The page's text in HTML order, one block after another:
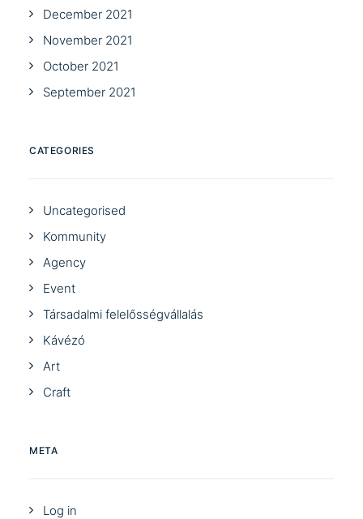
December 2021
November 2021
October 2021
September 2021
CATEGORIES
Uncategorised
Kommunity
Agency
Event
Társadalmi felelősségvállalás
Kávézó
Art
Craft
META
Log in